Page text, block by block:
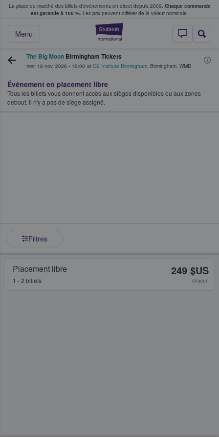
La place de marché des billets d’événements en direct depuis 2009. Chaque commande
est garantie à 100 %. Les prix peuvent différer de la valeur nominale.
StubHub - Où
Menu
fans achètent et vendent des billets
The Big Moon Birmingham Tickets
mer. 18 nov. 2026 • 19:00 at O2 Institute Birmingham, Birmingham, WMD
Événement en placement libre
Tous les billets vous donnent accès aux sièges disponibles ou aux zones
debout. Il n'y a pas de siège assigné.
Filtres
Placement libre
1 - 2 billets
249 $US
chacun